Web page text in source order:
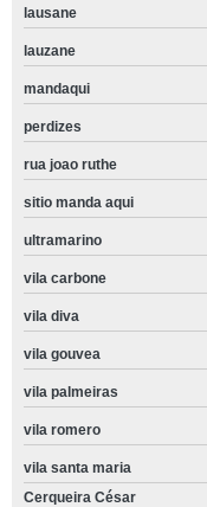
lausane
lauzane
mandaqui
perdizes
rua joao ruthe
sitio manda aqui
ultramarino
vila carbone
vila diva
vila gouvea
vila palmeiras
vila romero
vila santa maria
Cerqueira César